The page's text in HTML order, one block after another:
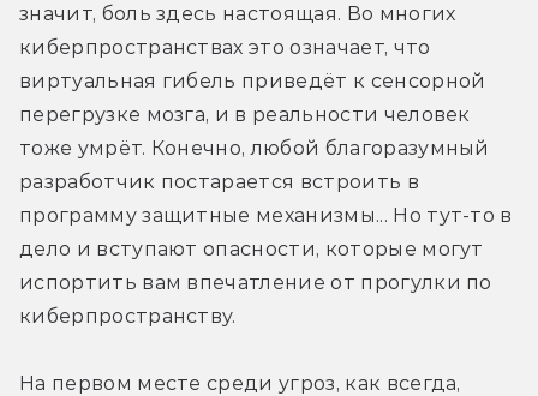
значит, боль здесь настоящая. Во многих
киберпространствах это означает, что
виртуальная гибель приведёт к сенсорной
перегрузке мозга, и в реальности человек
тоже умрёт. Конечно, любой благоразумный
разработчик постарается встроить в
программу защитные механизмы... Но тут-то в
дело и вступают опасности, которые могут
испортить вам впечатление от прогулки по
киберпространству.
На первом месте среди угроз, как всегда,